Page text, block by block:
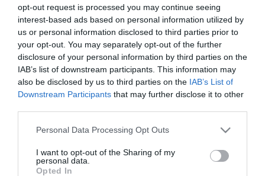
opt-out request is processed you may continue seeing
interest-based ads based on personal information utilized by
us or personal information disclosed to third parties prior to
your opt-out. You may separately opt-out of the further
disclosure of your personal information by third parties on the
IAB’s list of downstream participants. This information may
also be disclosed by us to third parties on the IAB’s List of
Downstream Participants that may further disclose it to other
Personal Data Processing Opt Outs
I want to opt-out of the Sharing of my
personal data.
Opted In